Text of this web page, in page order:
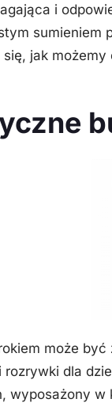
i
sumieniem
jak
może
rozrywki dla
wyposażony